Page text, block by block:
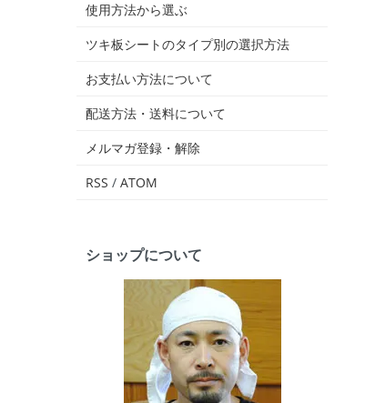
使用方法から選ぶ
ツキ板シートのタイプ別の選択方法
お支払い方法について
配送方法・送料について
メルマガ登録・解除
RSS / ATOM
ショップについて